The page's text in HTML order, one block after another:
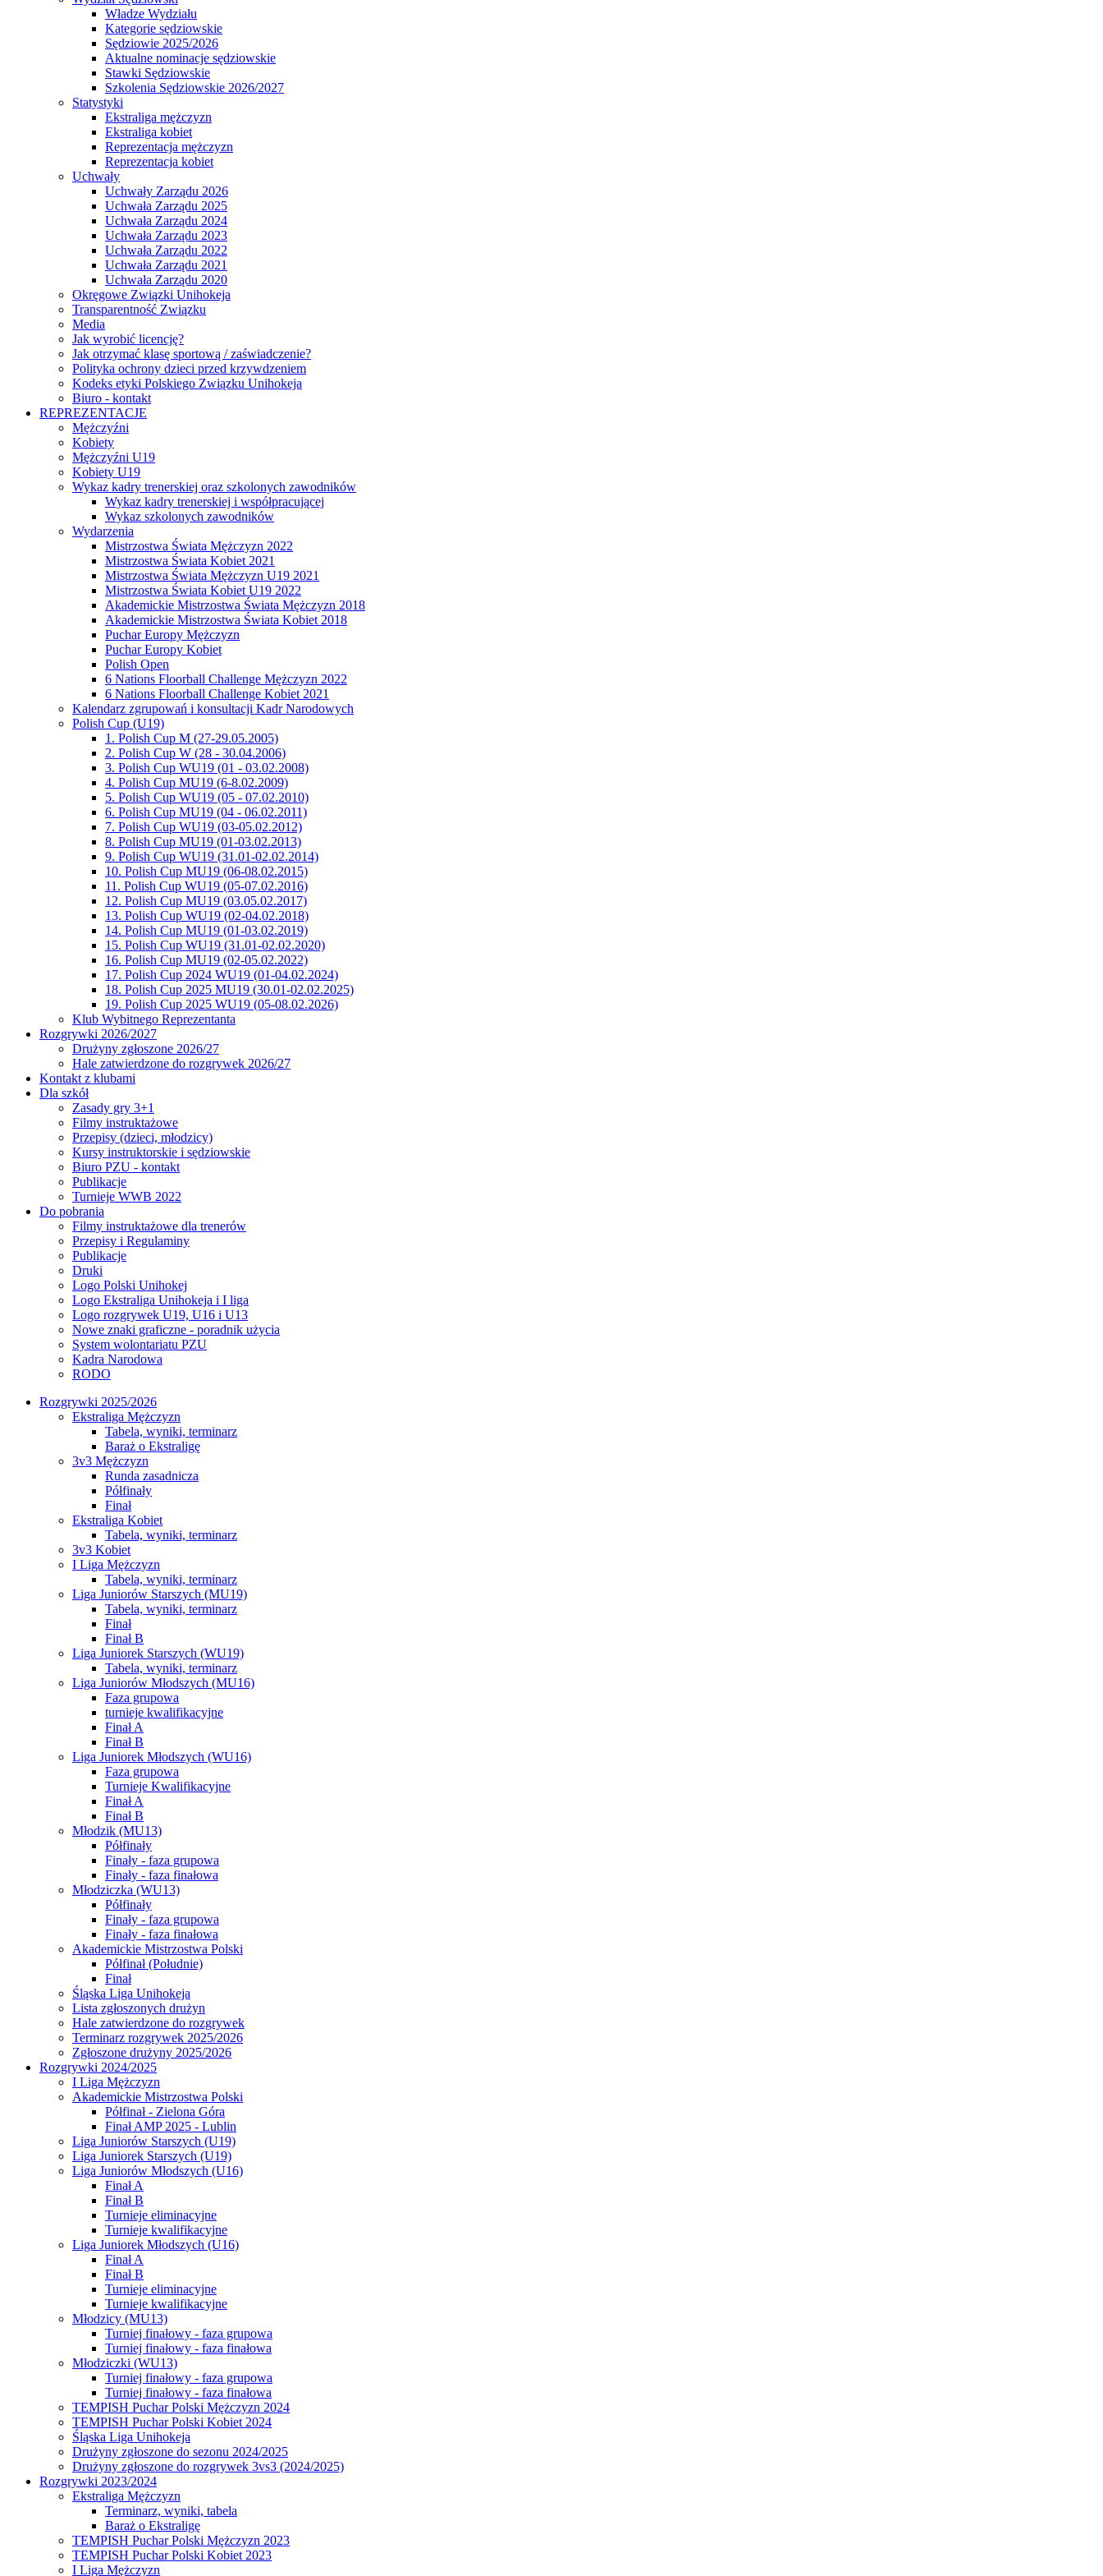
Władze Wydziału
Kategorie sędziowskie
Sędziowie 2025/2026
Aktualne nominacje sędziowskie
Stawki Sędziowskie
Szkolenia Sędziowskie 2026/2027
Statystyki
Ekstraliga mężczyzn
Ekstraliga kobiet
Reprezentacja mężczyzn
Reprezentacja kobiet
Uchwały
Uchwały Zarządu 2026
Uchwała Zarządu 2025
Uchwała Zarządu 2024
Uchwała Zarządu 2023
Uchwała Zarządu 2022
Uchwała Zarządu 2021
Uchwała Zarządu 2020
Okręgowe Związki Unihokeja
Transparentność Związku
Media
Jak wyrobić licencję?
Jak otrzymać klasę sportową / zaświadczenie?
Polityka ochrony dzieci przed krzywdzeniem
Kodeks etyki Polskiego Związku Unihokeja
Biuro - kontakt
REPREZENTACJE
Mężczyźni
Kobiety
Mężczyźni U19
Kobiety U19
Wykaz kadry trenerskiej oraz szkolonych zawodników
Wykaz kadry trenerskiej i współpracującej
Wykaz szkolonych zawodników
Wydarzenia
Mistrzostwa Świata Mężczyzn 2022
Mistrzostwa Świata Kobiet 2021
Mistrzostwa Świata Mężczyzn U19 2021
Mistrzostwa Świata Kobiet U19 2022
Akademickie Mistrzostwa Świata Mężczyzn 2018
Akademickie Mistrzostwa Świata Kobiet 2018
Puchar Europy Mężczyzn
Puchar Europy Kobiet
Polish Open
6 Nations Floorball Challenge Mężczyzn 2022
6 Nations Floorball Challenge Kobiet 2021
Kalendarz zgrupowań i konsultacji Kadr Narodowych
Polish Cup (U19)
1. Polish Cup M (27-29.05.2005)
2. Polish Cup W (28 - 30.04.2006)
3. Polish Cup WU19 (01 - 03.02.2008)
4. Polish Cup MU19 (6-8.02.2009)
5. Polish Cup WU19 (05 - 07.02.2010)
6. Polish Cup MU19 (04 - 06.02.2011)
7. Polish Cup WU19 (03-05.02.2012)
8. Polish Cup MU19 (01-03.02.2013)
9. Polish Cup WU19 (31.01-02.02.2014)
10. Polish Cup MU19 (06-08.02.2015)
11. Polish Cup WU19 (05-07.02.2016)
12. Polish Cup MU19 (03.05.02.2017)
13. Polish Cup WU19 (02-04.02.2018)
14. Polish Cup MU19 (01-03.02.2019)
15. Polish Cup WU19 (31.01-02.02.2020)
16. Polish Cup MU19 (02-05.02.2022)
17. Polish Cup 2024 WU19 (01-04.02.2024)
18. Polish Cup 2025 MU19 (30.01-02.02.2025)
19. Polish Cup 2025 WU19 (05-08.02.2026)
Klub Wybitnego Reprezentanta
Rozgrywki 2026/2027
Drużyny zgłoszone 2026/27
Hale zatwierdzone do rozgrywek 2026/27
Kontakt z klubami
Dla szkół
Zasady gry 3+1
Filmy instruktażowe
Przepisy (dzieci, młodzicy)
Kursy instruktorskie i sędziowskie
Biuro PZU - kontakt
Publikacje
Turnieje WWB 2022
Do pobrania
Filmy instruktażowe dla trenerów
Przepisy i Regulaminy
Publikacje
Druki
Logo Polski Unihokej
Logo Ekstraliga Unihokeja i I liga
Logo rozgrywek U19, U16 i U13
Nowe znaki graficzne - poradnik użycia
System wolontariatu PZU
Kadra Narodowa
RODO
Rozgrywki 2025/2026
Ekstraliga Mężczyzn
Tabela, wyniki, terminarz
Baraż o Ekstraligę
3v3 Mężczyzn
Runda zasadnicza
Półfinały
Finał
Ekstraliga Kobiet
Tabela, wyniki, terminarz
3v3 Kobiet
I Liga Mężczyzn
Tabela, wyniki, terminarz
Liga Juniorów Starszych (MU19)
Tabela, wyniki, terminarz
Finał
Finał B
Liga Juniorek Starszych (WU19)
Tabela, wyniki, terminarz
Liga Juniorów Młodszych (MU16)
Faza grupowa
turnieje kwalifikacyjne
Finał A
Finał B
Liga Juniorek Młodszych (WU16)
Faza grupowa
Turnieje Kwalifikacyjne
Finał A
Finał B
Młodzik (MU13)
Półfinały
Finały - faza grupowa
Finały - faza finałowa
Młodziczka (WU13)
Półfinały
Finały - faza grupowa
Finały - faza finałowa
Akademickie Mistrzostwa Polski
Półfinał (Południe)
Finał
Śląska Liga Unihokeja
Lista zgłoszonych drużyn
Hale zatwierdzone do rozgrywek
Terminarz rozgrywek 2025/2026
Zgłoszone drużyny 2025/2026
Rozgrywki 2024/2025
I Liga Mężczyzn
Akademickie Mistrzostwa Polski
Półfinał - Zielona Góra
Finał AMP 2025 - Lublin
Liga Juniorów Starszych (U19)
Liga Juniorek Starszych (U19)
Liga Juniorów Młodszych (U16)
Finał A
Finał B
Turnieje eliminacyjne
Turnieje kwalifikacyjne
Liga Juniorek Młodszych (U16)
Finał A
Finał B
Turnieje eliminacyjne
Turnieje kwalifikacyjne
Młodzicy (MU13)
Turniej finałowy - faza grupowa
Turniej finałowy - faza finałowa
Młodziczki (WU13)
Turniej finałowy - faza grupowa
Turniej finałowy - faza finałowa
TEMPISH Puchar Polski Mężczyzn 2024
TEMPISH Puchar Polski Kobiet 2024
Śląska Liga Unihokeja
Drużyny zgłoszone do sezonu 2024/2025
Drużyny zgłoszone do rozgrywek 3vs3 (2024/2025)
Rozgrywki 2023/2024
Ekstraliga Mężczyzn
Terminarz, wyniki, tabela
Baraż o Ekstraligę
TEMPISH Puchar Polski Mężczyzn 2023
TEMPISH Puchar Polski Kobiet 2023
I Liga Mężczyzn